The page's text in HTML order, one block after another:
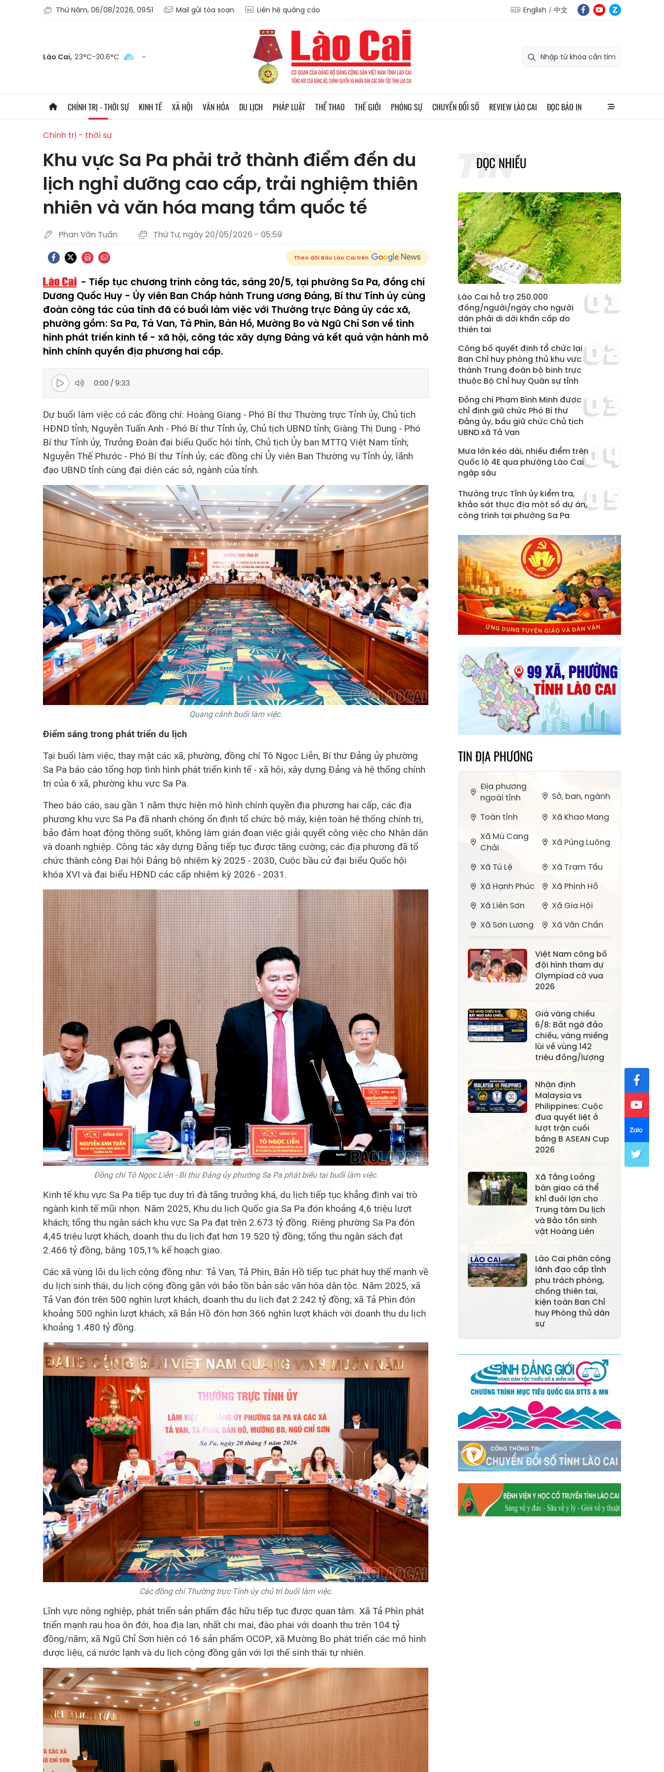
Thứ Năm, 06/08/2026, 09:51 Mail gửi tòa soạn Liên hệ quảng cáo English 中文
Lào Cai, 23°C-30.6°C
CHÍNH TRỊ - THỜI SỰ KINH TẾ XÃ HỘI VĂN HÓA DU LỊCH PHÁP LUẬT THỂ THAO THẾ GIỚI PHÓNG SỰ CHUYỂN ĐỔI SỐ REVIEW LÀO CAI ĐỌC BÁO IN
Chính trị - thời sự
Khu vực Sa Pa phải trở thành điểm đến du
lịch nghỉ dưỡng cao cấp, trải nghiệm thiên
nhiên và văn hóa mang tầm quốc tế
Phan Văn Tuấn Thứ Tư, ngày 20/05/2026 - 05:59
Theo dõi Báo Lào Cai trên
Tiếp tục chương trình công tác, sáng 20/5, tại phường Sa Pa, đồng chí
Dương Quốc Huy - Ủy viên Ban Chấp hành Trung ương Đảng, Bí thư Tỉnh ủy cùng
đoàn công tác của tỉnh đã có buổi làm việc với Thường trực Đảng ủy các xã,
phường gồm: Sa Pa, Tả Van, Tả Phìn, Bản Hồ, Mường Bo và Ngũ Chỉ Sơn về tình
hình phát triển kinh tế - xã hội, công tác xây dựng Đảng và kết quả vận hành mô
hình chính quyền địa phương hai cấp.
0:00 /9:33
Dự buổi làm việc có các đồng chí: Hoàng Giang - Phó Bí thư Thường trực Tỉnh ủy, Chủ tịch
HĐND tỉnh; Nguyễn Tuấn Anh - Phó Bí thư Tỉnh ủy, Chủ tịch UBND tỉnh; Giàng Thị Dung - Phó
Bí thư Tỉnh ủy, Trưởng Đoàn đại biểu Quốc hội tỉnh, Chủ tịch Ủy ban MTTQ Việt Nam tỉnh;
Nguyễn Thế Phước - Phó Bí thư Tỉnh ủy; các đồng chí Ủy viên Ban Thường vụ Tỉnh ủy, lãnh
đạo UBND tỉnh cùng đại diện các sở, ngành của tỉnh.
Quang cảnh buổi làm việc.
Điểm sáng trong phát triển du lịch
Tại buổi làm việc, thay mặt các xã, phường, đồng chí Tô Ngọc Liễn, Bí thư Đảng ủy phường
Sa Pa báo cáo tổng hợp tình hình phát triển kinh tế - xã hội, xây dựng Đảng và hệ thống chính
trị của 6 xã, phường khu vực Sa Pa.
Theo báo cáo, sau gần 1 năm thực hiện mô hình chính quyền địa phương hai cấp, các địa
phương khu vực Sa Pa đã nhanh chóng ổn định tổ chức bộ máy, kiện toàn hệ thống chính trị,
bảo đảm hoạt động thông suốt, không làm gián đoạn việc giải quyết công việc cho Nhân dân
và doanh nghiệp. Công tác xây dựng Đảng tiếp tục được tăng cường; các địa phương đã tổ
chức thành công Đại hội Đảng bộ nhiệm kỳ 2025 - 2030, Cuộc bầu cử đại biểu Quốc hội
khóa XVI và đại biểu HĐND các cấp nhiệm kỳ 2026 - 2031.
Đồng chí Tô Ngọc Liễn - Bí thư Đảng ủy phường Sa Pa phát biểu tại buổi làm việc.
Kinh tế khu vực Sa Pa tiếp tục duy trì đà tăng trưởng khá, du lịch tiếp tục khẳng định vai trò
ngành kinh tế mũi nhọn. Năm 2025, Khu du lịch Quốc gia Sa Pa đón khoảng 4,6 triệu lượt
khách; tổng thu ngân sách khu vực Sa Pa đạt trên 2.673 tỷ đồng. Riêng phường Sa Pa đón
4,45 triệu lượt khách, doanh thu du lịch đạt hơn 19.520 tỷ đồng; tổng thu ngân sách đạt
2.466 tỷ đồng, bằng 105,1% kế hoạch giao.
Các xã vùng lõi du lịch cộng đồng như: Tả Van, Tả Phìn, Bản Hồ tiếp tục phát huy thế mạnh về
du lịch sinh thái, du lịch cộng đồng gắn với bảo tồn bản sắc văn hóa dân tộc. Năm 2025, xã
Tả Van đón trên 500 nghìn lượt khách, doanh thu du lịch đạt 2.242 tỷ đồng; xã Tả Phìn đón
khoảng 500 nghìn lượt khách; xã Bản Hồ đón hơn 366 nghìn lượt khách với doanh thu du lịch
khoảng 1.480 tỷ đồng.
Các đồng chí Thường trực Tỉnh ủy chủ trì buổi làm việc.
Lĩnh vực nông nghiệp, phát triển sản phẩm đặc hữu tiếp tục được quan tâm. Xã Tả Phìn phát
triển mạnh rau hoa ôn đới, hoa địa lan, nhất chi mai, đào phai với doanh thu trên 104 tỷ
đồng/năm; xã Ngũ Chỉ Sơn hiện có 16 sản phẩm OCOP; xã Mường Bo phát triển các mô hình
dược liệu, cá nước lạnh và du lịch cộng đồng gắn với lợi thế sinh thái tự nhiên.
ĐỌC NHIỀU
Lào Cai hỗ trợ 250.000
đồng/người/ngày cho người
dân phải di dời khẩn cấp do
thiên tai
Công bố quyết định tổ chức lại
Ban Chỉ huy phòng thủ khu vực
thành Trung đoàn bộ binh trực
thuộc Bộ Chỉ huy Quân sự tỉnh
Đồng chí Phạm Bình Minh được
chỉ định giữ chức Phó Bí thư
Đảng ủy, bầu giữ chức Chủ tịch
UBND xã Tả Van
Mưa lớn kéo dài, nhiều điểm trên
Quốc lộ 4E qua phường Lào Cai
ngập sâu
Thường trực Tỉnh ủy kiểm tra,
khảo sát thực địa một số dự án,
công trình tại phường Sa Pa
TIN ĐỊA PHƯƠNG
Địa phương
ngoài tỉnh
Sở, ban, ngành
Toàn tỉnh
Xã Khao Mang
Xã Mù Cang
Chải
Xã Púng Luông
Xã Tú Lệ
Xã Trạm Tấu
Xã Hạnh Phúc
Xã Phình Hồ
Xã Liên Sơn
Xã Gia Hội
Xã Sơn Lương
Xã Văn Chấn
Bằng La
Xã Chấn Thịnh
Xã Nghĩa Tâm
Xã Phong Dụ
Hạ
Xã Đông
Cuông
Xã Tân Hợp
Xã Xuân Ái
Xã Mỏ Vàng
Thượng
Xã Lục Yên
Xã Tân Lĩnh
Xã Phúc Lợi
Xã Cảm Nhân
Xã Yên Bình
Xã Bảo Ái
Xã Trấn Yên
Xã Hưng
Khánh
Xã Việt Hồng
Xã Quy Mông
Xã Cốc San
Xã Hợp Thành
Xã Phong Hải
Xã Bảo Thắng
Xã Mường
Hum
Xã Dền Sáng
Xã Y Tý
Xã A Mú Sung
Xã Trịnh Tường
Xã Bản Xèo
Xã Bát Xát
Xã Võ Lao
Xã Khánh Yên
Xã Văn Bàn
Xã Dương Quỳ
Xã Nậm Chảy
Xã Bảo Yên
Xã Nghĩa Đô
Xã Thượng Hà
Việt Nam công bố
đội hình tham dự
Olympiad cờ vua
2026
Giá vàng chiều
6/8: Bất ngờ đảo
chiều, vàng miếng
lùi về vùng 142
triệu đồng/lượng
Nhận định
Malaysia vs
Philippines: Cuộc
đua quyết liệt ở
lượt trận cuối
bảng B ASEAN Cup
2026
Xã Tằng Loỏng
bàn giao cá thể
khỉ đuôi lợn cho
Trung tâm Du lịch
và Bảo tồn sinh
vật Hoàng Liên
Lào Cai phân công
lãnh đạo cấp tỉnh
phụ trách phòng,
chống thiên tai,
kiện toàn Ban Chỉ
huy Phòng thủ dân
sự